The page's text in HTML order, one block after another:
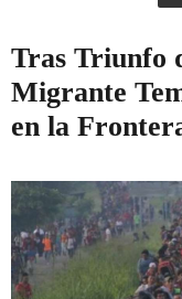
Tras Triunfo
Migrante
en la